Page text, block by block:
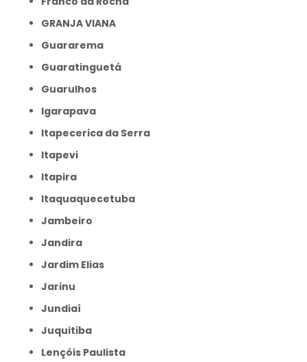
GRANJA VIANA
Guararema
Guaratinguetá
Guarulhos
Igarapava
Itapecerica da Serra
Itapevi
Itapira
Itaquaquecetuba
Jambeiro
Jandira
Jardim Elias
Jarinu
Jundiaí
Juquitiba
Lençóis Paulista